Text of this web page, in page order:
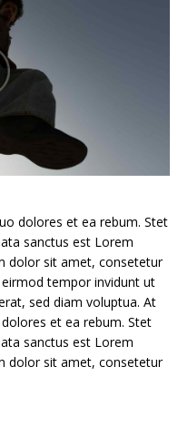
dolores et ea rebum. Stet
sanctus est Lorem
dolor sit amet, consetetur
tempor invidunt ut
sed diam voluptua. At
et ea rebum. Stet
sanctus est Lorem
dolor sit amet, consetetur